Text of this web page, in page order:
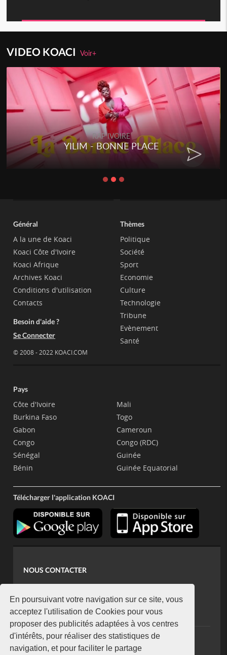
En poursuivant votre navigation sur ce site, vous
acceptez l'utilisation de Cookies pour vous
proposer des publicités adaptées à vos centres
d'intérêts, pour réaliser des statistiques de
navigation, et pour faciliter le partage
VIDEO KOACIVoir+
RAP IVOIRE
YILIM - BONNE PLACE
Général
A la une de Koaci
Koaci Côte d'Ivoire
Koaci Afrique
Archives Koaci
Conditions d'utilisation
Contacts
Besoin d'aide ?
Se Connecter
© 2008 - 2022 KOACI.COM
Thèmes
Politique
Société
Sport
Economie
Culture
Technologie
Tribune
Evènement
Santé
Pays
Côte d'Ivoire
Burkina Faso
Gabon
Congo
Sénégal
Bénin
Mali
Togo
Cameroun
Congo (RDC)
Guinée
Guinée Equatorial
Télécharger l'application KOACI
NOUS CONTACTER
koaci@yahoo.fr
+225 07 08 85 52 93
NEWSLETTER